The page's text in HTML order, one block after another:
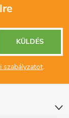
szabályzatot.
KÜLDÉS